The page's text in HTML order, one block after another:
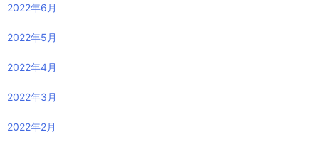
2022年6月
2022年5月
2022年4月
2022年3月
2022年2月